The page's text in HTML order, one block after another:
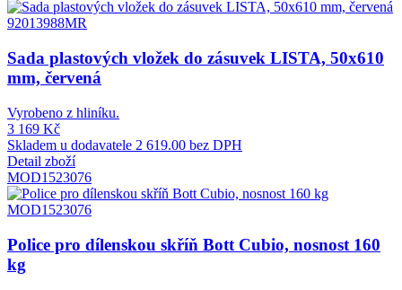
92013988MR
Sada plastových vložek do zásuvek LISTA, 50x610
mm, červená
Vyrobeno z hliníku.
3 169 Kč
Skladem u dodavatele 2 619.00 bez DPH
Detail zboží
MOD1523076
MOD1523076
Police pro dílenskou skříň Bott Cubio, nosnost 160
kg